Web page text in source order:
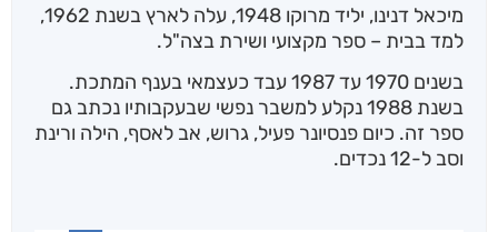
מיכאל דנינו, יליד מרוקו 1948, עלה לארץ בשנת 1962,
למד בבית – ספר מקצועי ושירת בצה"ל.
בשנים 1970 עד 1987 עבד כעצמאי בענף המתכת.
בשנת 1988 נקלע למשבר נפשי שבעקבותיו נכתב גם
ספר זה. כיום פנסיונר פעיל, גרוש, אב לאסף, הילה ורינת
וסב ל-12 נכדים.